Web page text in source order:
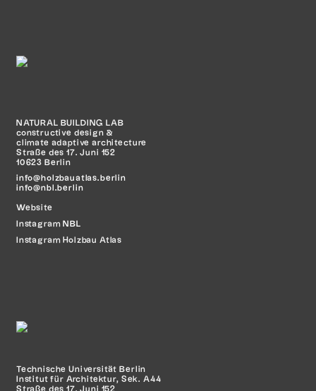
NATURAL BUILDING LAB
constructive design &
climate adaptive architecture
Straße des 17. Juni 152
10623 Berlin
info@holzbauatlas.berlin
info@nbl.berlin
Website
Instagram NBL
Instagram Holzbau Atlas
Technische Universität Berlin
Institut für Architektur, Sek. A44
Straße des 17. Juni 152